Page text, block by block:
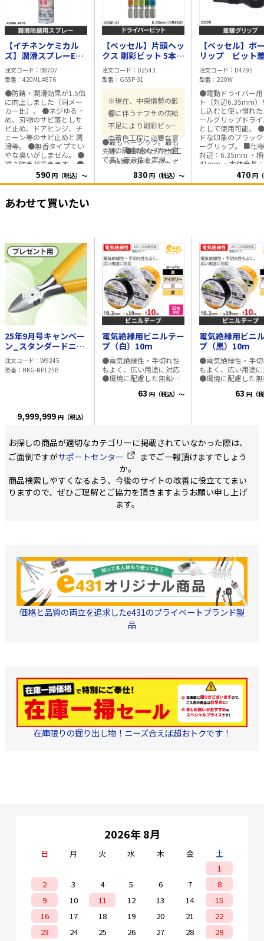
【イチネンケミカル
ズ】潤滑スプレーEX
420ML #876
注文コード
B8707
型番
420ML #876
●防錆・潤滑効果が1.5倍
に向上しました（同メー
カー比）。 ●ネジゆる
め、刃物のサビ落としサ
ビ止め、ドアヒンジ、チ
ェーン等のサビ止めと潤
滑等。 ●無香タイプでい
やな臭いがしません。 ●
逆さ吹きができます。 ●
フッ素樹脂パウダーの
PTFEを配合し、潤滑性を
様 ・内容量：420ml ・危
険物の類別：第四類 ・第
分：石油系溶剤、ラノリ
ン、防錆剤・LPG
590 円（税込）～
【ベッセル】片頭ヘッ
クス 剛彩ビット 5本組
（アソート） GS5P-
31
注文コード
D2543
型番
GS5P-31
※現在、中東情勢の影
響に伴うナフサの供給
不足により剛彩ビット
の着色工程に必要な資
材の調達がメーカー側
で困難な状況となって
おります。当該製品に
つきましては無地の製
異なる製品の在庫が混
在する可能性がござい
ます。お客様にはご不
便をおかけし大変申し
訳ございませんが、何
卒ご理解賜りますよう
お願い申し上げます。
●最もベーシック。最も
先進。 ●精緻な刃先加工
で高い嵌合性を実現。 ●
（最高硬度HRC62）を使
用。強く、しなやかで耐
830 円（税込）～
【ベッセル】ボ
リップ ビット
リップ 220W
注文コード
D4795
型番
220W
●電動ドライバー
ト（対辺6.35mm）
し込むと使い慣れ
ールグリップドラ
として使用可能。
ドな印象のブラッ
ーグリップ。 ■仕様 ・軸
対辺：6.35mm ・
41mm ・本体全長：
470 円
あわせて買いたい
25年9月号キャンペー
ン_スタンダードニッ
パー ラウンド刃タイ
プ 125mm
注文コード
W9245
型番
HKG-NP125B
9,999,999 円（税込）
電気絶縁用ビニルテー
プ（白）10m
●電気絶縁性・手切れ性
もよく、広い用途に対応
●環境に配慮した無鉛タ
識別、機械工事の絶縁用
長さ：10m ・色：黒、ア
イボリー、白、黄 ・備
考：JIS C 2336 A種 JQA
認証番号：
JQTW08009（電気絶縁用
ポリ塩化ビニル粘着テー
プ） ・包装：PP包装（1
巻）×シュリンクパック
（10巻）
63 円（税込）～
電気絶縁用ビニ
プ（黒）10m
●電気絶縁性・手
もよく、広い用途
●環境に配慮した
識別、機械工事の
長さ：10m ・色：
イボリー、白、黄
考：JIS C 2336 A
JQTW08009（電気
ポリ塩化ビニル粘
プ） ・包装：PP包
63 円（
お探しの商品が適切なカテゴリーに掲載されていなかった際は、
ご面倒ですがサポートセンター
までご一報頂けますでしょう
か。
商品検索しやすくなるよう、今後のサイトの改善に役立ててまい
りますので、ぜひご理解とご協力を頂きますようお願い申し上げ
ます。
価格と品質の両立を追求したe431のプライベートブランド製
品
在庫限りの掘り出し物！ニーズ合えば超おトクです！
2026年 8月
日 月 火 水 木 金
土
1
2
3 4 5 6 7
8
9
10 11 12 13 14
15
16
17 18 19 20 21
22
23
24 25 26 27 28
29